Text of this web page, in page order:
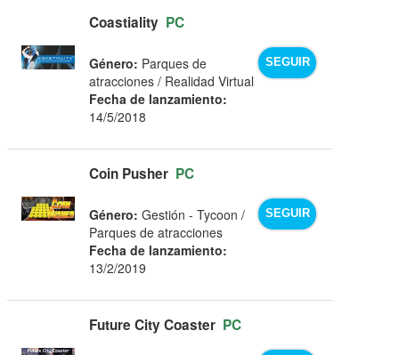
Coastiality PC
SEGUIR
Género: Parques de
atracciones / Realidad Virtual
Fecha de lanzamiento:
14/5/2018
Coin Pusher PC
SEGUIR
Género: Gestión - Tycoon /
Parques de atracciones
Fecha de lanzamiento:
13/2/2019
Future City Coaster PC